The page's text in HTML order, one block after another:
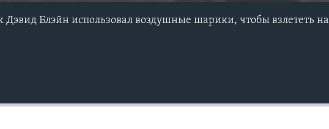
Дэвид Блэйн использовал воздушные шарики, чтобы взлететь на